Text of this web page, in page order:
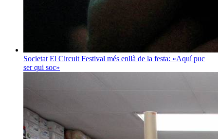
Societat El Circuit Festival més enllà de la festa: «Aquí puc
ser qui soc»